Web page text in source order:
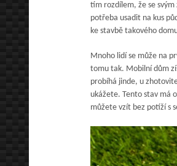
tím rozdílem, že se
potřeba usadit na kus
ke stavbě takového
Mnoho lidí se může na
tomu tak. Mobilní dům
probíhá jinde, u
ukážete. Tento stav má
můžete vzít bez potíží s